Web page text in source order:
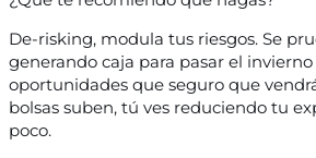
De-risking, modula tus riesgos. Se
generando caja para pasar el
oportunidades que seguro que
bolsas suben, tú ves reduciendo tu
poco.